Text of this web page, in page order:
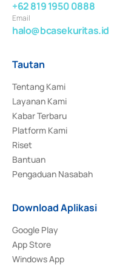
+62 819 1950 0888
Email
halo@bcasekuritas.id
Tautan
Tentang Kami
Layanan Kami
Kabar Terbaru
Platform Kami
Riset
Bantuan
Pengaduan Nasabah
Download Aplikasi
Google Play
App Store
Windows App